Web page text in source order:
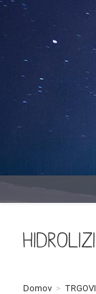
Skip
Domov >